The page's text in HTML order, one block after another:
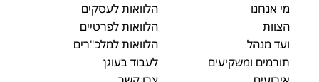
הלוואות לעסקים
הלוואות לפרטיים
הלוואות למלכ"רים
לעבוד בעוגן
מי אנחנו
הצוות
ועד מנהל
תורמים ומשקיעים